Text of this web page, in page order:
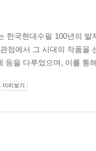
한국현대수필 100년의
점에서 그 시대의 작품
등을 다루었으며, 이를
미리보기